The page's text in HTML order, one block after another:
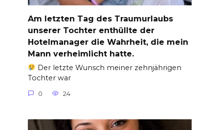
Am letzten Tag des Traumurlaubs
unserer Tochter enthüllte der
Hotelmanager die Wahrheit, die mein
Mann verheimlicht hatte.
Der letzte Wunsch meiner zehnjährigen
Tochter war
0 24